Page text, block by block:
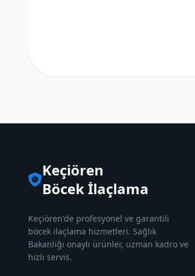
Keçiören
Böcek İlaçlama
Keçiören'de profesyonel ve garantili
böcek ilaçlama hizmetleri. Sağlık
Bakanlığı onaylı ürünler, uzman kadro ve
hızlı servis.